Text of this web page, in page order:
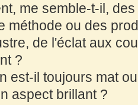
me semble-t-il,
méthode ou des
de l'éclat aux
?
est-il toujours mat
aspect brillant ?